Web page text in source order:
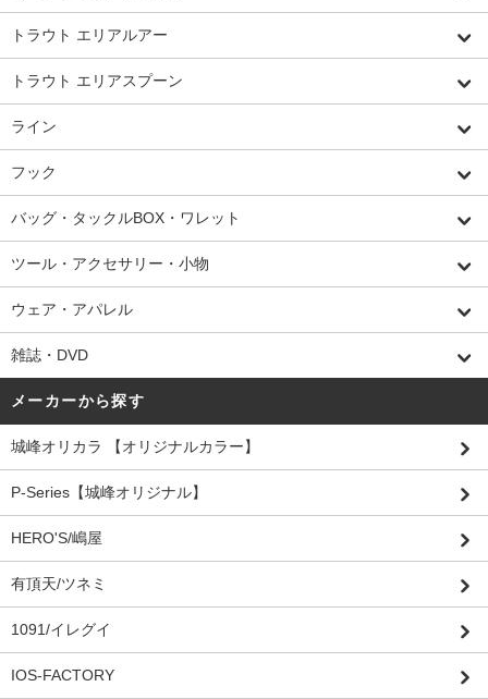
トラウト エリアルアー
トラウト エリアスプーン
ライン
フック
バッグ・タックルBOX・ワレット
ツール・アクセサリー・小物
ウェア・アパレル
雑誌・DVD
メーカーから探す
城峰オリカラ 【オリジナルカラー】
P-Series【城峰オリジナル】
HERO'S/嶋屋
有頂天/ツネミ
1091/イレグイ
IOS-FACTORY